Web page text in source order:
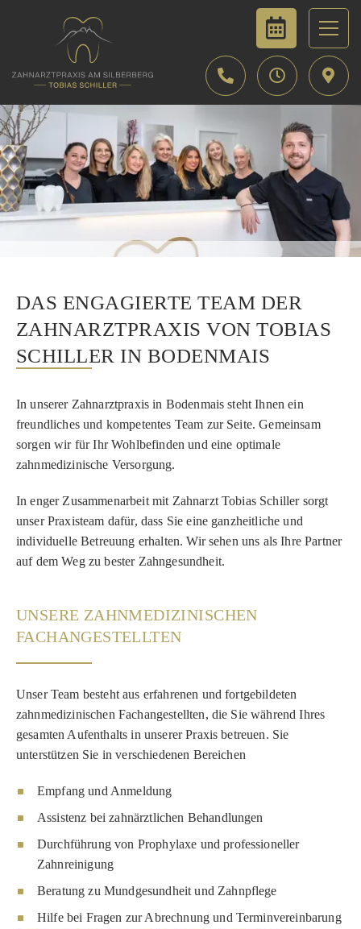
DAS ENGAGIERTE TEAM DER
ZAHNARZTPRAXIS VON TOBIAS
SCHILLER IN BODENMAIS
In unserer Zahnarztpraxis in Bodenmais steht Ihnen ein
freundliches und kompetentes Team zur Seite. Gemeinsam
sorgen wir für Ihr Wohlbefinden und eine optimale
zahnmedizinische Versorgung.
In enger Zusammenarbeit mit Zahnarzt Tobias Schiller sorgt
unser Praxisteam dafür, dass Sie eine ganzheitliche und
individuelle Betreuung erhalten. Wir sehen uns als Ihre Partner
auf dem Weg zu bester Zahngesundheit.
UNSERE ZAHNMEDIZINISCHEN
FACHANGESTELLTEN
Unser Team besteht aus erfahrenen und fortgebildeten
zahnmedizinischen Fachangestellten, die Sie während Ihres
gesamten Aufenthalts in unserer Praxis betreuen. Sie
unterstützen Sie in verschiedenen Bereichen
Empfang und Anmeldung
Assistenz bei zahnärztlichen Behandlungen
Durchführung von Prophylaxe und professioneller
Zahnreinigung
Beratung zu Mundgesundheit und Zahnpflege
Hilfe bei Fragen zur Abrechnung und Terminvereinbarung